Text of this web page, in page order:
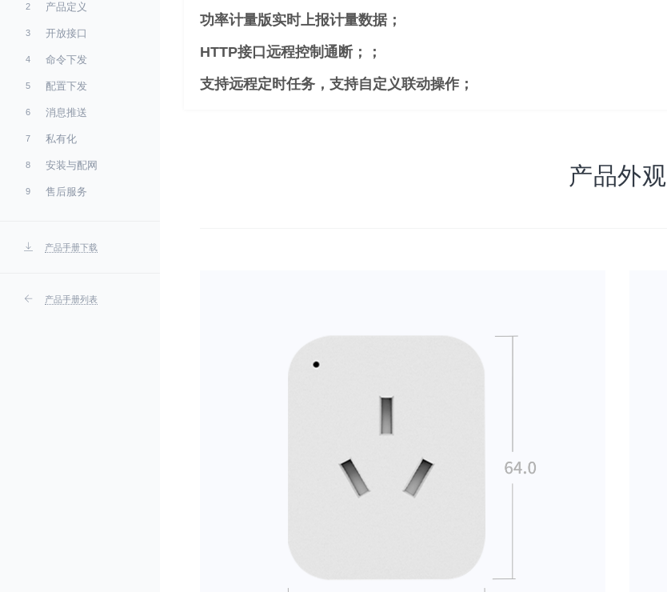
2 产品定义
3 开放接口
4 命令下发
5 配置下发
6 消息推送
7 私有化
8 安装与配网
9 售后服务
产品手册下载
产品手册列表
功率计量版实时上报计量数据；
HTTP接口远程控制通断；；
支持远程定时任务，支持自定义联动操作；
产品外观